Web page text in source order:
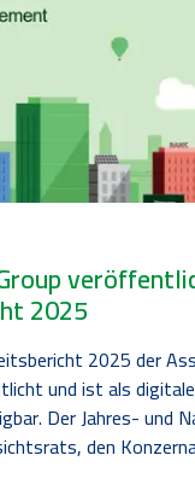
2025
2025 der
und ist als
Der Jahres- und
den